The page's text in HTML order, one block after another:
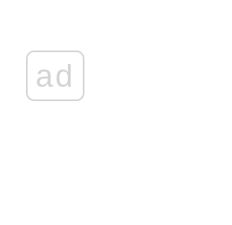
ad